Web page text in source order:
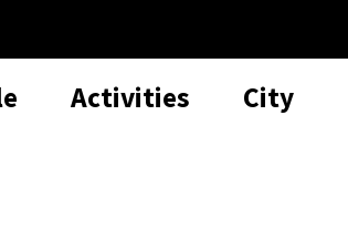
Activities City